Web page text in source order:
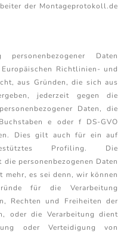
der Montageprotokoll.de
Daten
Richtlinien- und
aus Gründen, die sich aus
jederzeit gegen die
Daten, die
e oder f DS-GVO
Dies gilt auch für ein auf
Profiling. Die
personenbezogenen Daten
es sei denn, wir können
für die Verarbeitung
Rechten und Freiheiten der
oder die Verarbeitung dient
oder Verteidigung von